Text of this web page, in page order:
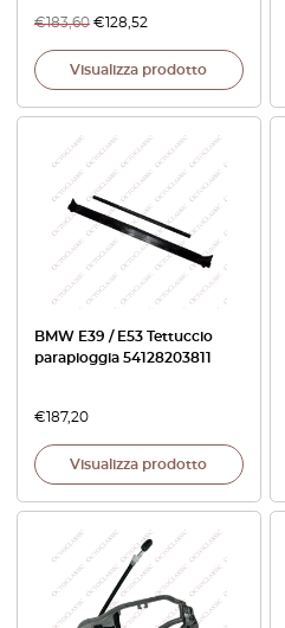
€183,60 €128,52
Visualizza prodotto
BMW E39 / E53 Tettuccio
parapioggia 54128203811
€187,20
Visualizza prodotto